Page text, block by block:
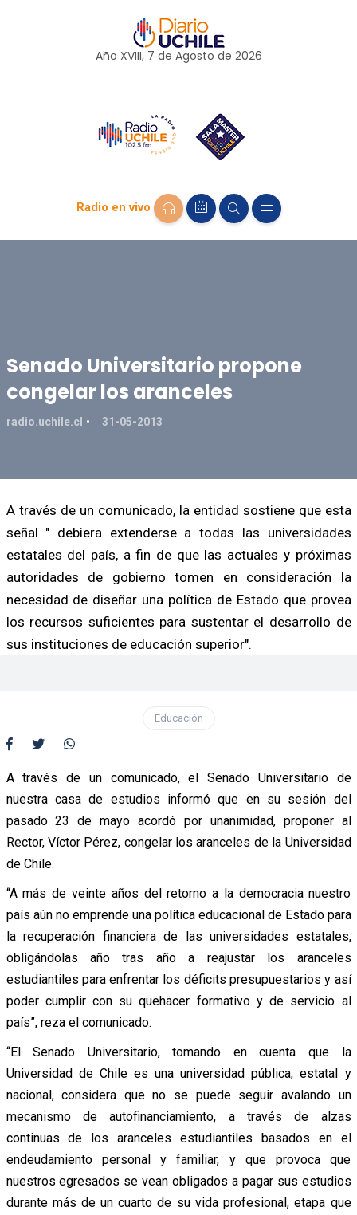
Año XVIII, 7 de Agosto de 2026
Radio en vivo
Senado Universitario propone
congelar los aranceles
radio.uchile.cl 31-05-2013
A través de un comunicado, la entidad sostiene que esta
señal " debiera extenderse a todas las universidades
estatales del país, a fin de que las actuales y próximas
autoridades de gobierno tomen en consideración la
necesidad de diseñar una política de Estado que provea
los recursos suficientes para sustentar el desarrollo de
sus instituciones de educación superior".
Educación
A través de un comunicado, el Senado Universitario de
nuestra casa de estudios informó que en su sesión del
pasado 23 de mayo acordó por unanimidad, proponer al
Rector, Víctor Pérez, congelar los aranceles de la Universidad
de Chile.
“A más de veinte años del retorno a la democracia nuestro
país aún no emprende una política educacional de Estado para
la recuperación financiera de las universidades estatales,
obligándolas año tras año a reajustar los aranceles
estudiantiles para enfrentar los déficits presupuestarios y así
poder cumplir con su quehacer formativo y de servicio al
país”, reza el comunicado.
“El Senado Universitario, tomando en cuenta que la
Universidad de Chile es una universidad pública, estatal y
nacional, considera que no se puede seguir avalando un
mecanismo de autofinanciamiento, a través de alzas
continuas de los aranceles estudiantiles basados en el
endeudamiento personal y familiar, y que provoca que
nuestros egresados se vean obligados a pagar sus estudios
durante más de un cuarto de su vida profesional, etapa que